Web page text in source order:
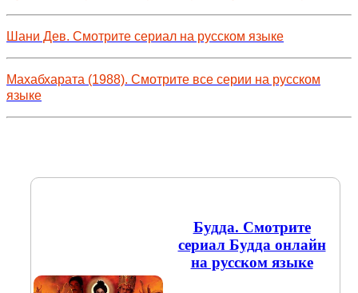
Шани Дев. Смотрите сериал на русском языке
Махабхарата (1988). Смотрите все серии на русском
языке
Будда. Смотрите
сериал Будда онлайн
на русском языке